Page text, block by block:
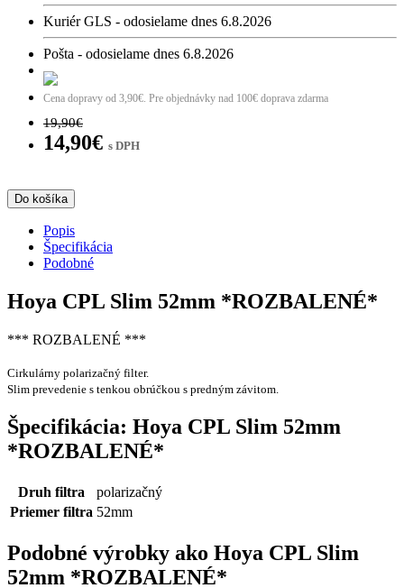
Kuriér GLS - odosielame dnes 6.8.2026
Pošta - odosielame dnes 6.8.2026
Cena dopravy od 3,90€. Pre objednávky nad 100€ doprava zdarma
19,90€
14,90€ s DPH
Do košíka
Popis
Špecifikácia
Podobné
Hoya CPL Slim 52mm *ROZBALENÉ*
*** ROZBALENÉ ***
Cirkulárny polarizačný filter.
Slim prevedenie s tenkou obrúčkou s predným závitom.
Špecifikácia: Hoya CPL Slim 52mm
*ROZBALENÉ*
Druh filtra
polarizačný
Priemer filtra 52mm
Podobné výrobky ako Hoya CPL Slim
52mm *ROZBALENÉ*